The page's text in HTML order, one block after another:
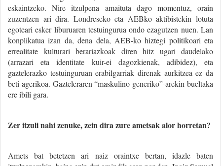
eskaintzeko. Nire itzulpena amaituta dago momentuz, orain
zuzentzen ari dira. Londreseko eta AEBko aktibistekin lotuta
egoteari esker liburuaren testuingurua ondo ezagutzen nuen. Lan
konplikatua izan da, dena dela, AEB-ko hiztegi politikoari eta
errealitate kulturari berariazkoak diren hitz ugari daudelako
(arrazari eta identitate kuir-ei dagozkienak, adibidez), eta
gaztelerazko testuinguruan erabilgarriak direnak aurkitzea ez da
beti agerikoa. Gazteleraren “maskulino generiko”-arekin bueltaka
ere ibili gara.
Zer itzuli nahi zenuke, zein dira zure ametsak alor horretan?
Amets bat betetzen ari naiz oraintxe bertan, idazle baten